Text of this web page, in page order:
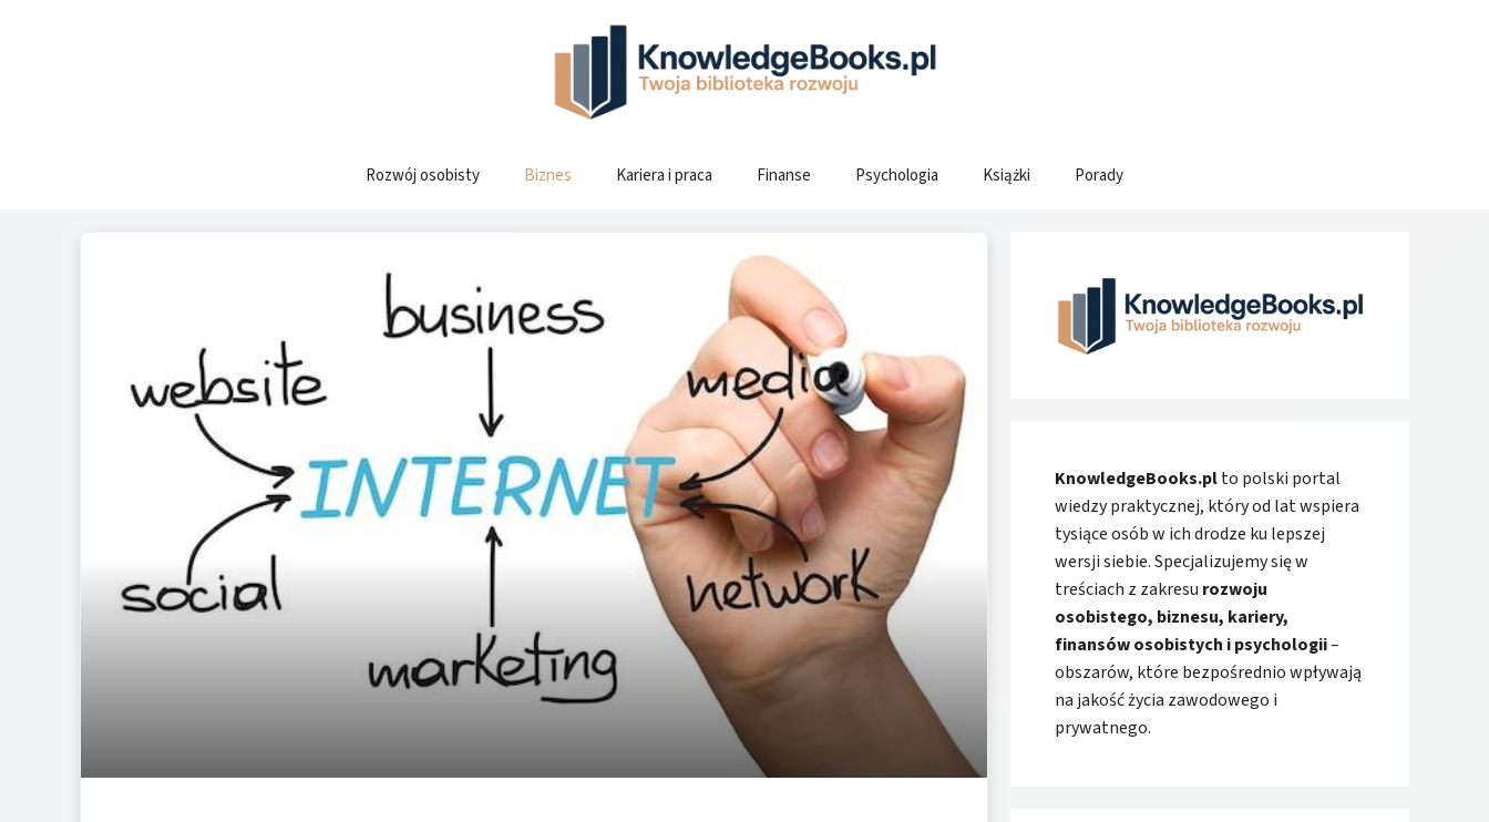
Rozwój osobisty Biznes Kariera i praca Finanse Psychologia Książki Porady
KnowledgeBooks.plto polski portal
wiedzy praktycznej, który od lat wspiera
tysiące osób w ich drodze ku lepszej
wersji siebie. Specjalizujemy się w
treściach z zakresu rozwoju
osobistego, biznesu, kariery,
finansów osobistych i psychologii–
obszarów, które bezpośrednio wpływają
na jakość życia zawodowego i
prywatnego.